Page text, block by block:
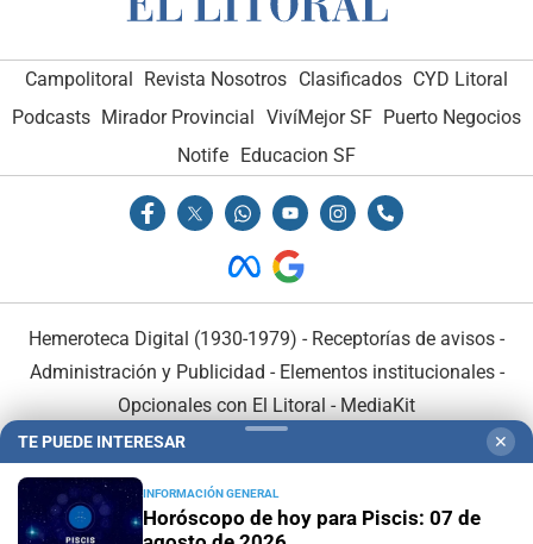
Campolitoral Revista Nosotros Clasificados CYD Litoral
Podcasts Mirador Provincial VivíMejor SF Puerto Negocios
Notife Educacion SF
Hemeroteca Digital (1930-1979) - Receptorías de avisos -
Administración y Publicidad - Elementos institucionales-
Opcionales con El Litoral - MediaKit
TE PUEDE INTERESAR ✕
INFORMACIÓN GENERAL
Horóscopo de hoy para Piscis: 07 de